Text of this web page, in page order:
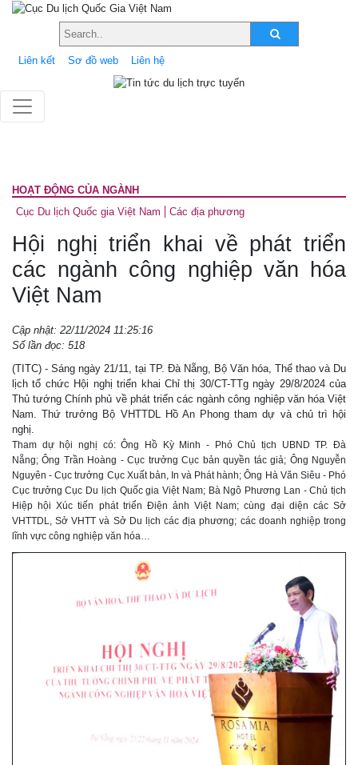
Liên kết Sơ đồ web Liên hệ
HOẠT ĐỘNG CỦA NGÀNH
Cục Du lịch Quốc gia Việt Nam
Các địa phương
Hội nghị triển khai về phát triển
các ngành công nghiệp văn hóa
Việt Nam
Cập nhật: 22/11/2024 11:25:16
Số lần đọc: 518
(TITC) - Sáng ngày 21/11, tại TP. Đà Nẵng, Bộ Văn hóa, Thể thao và Du
lịch tổ chức Hội nghị triển khai Chỉ thị 30/CT-TTg ngày 29/8/2024 của
Thủ tướng Chính phủ về phát triển các ngành công nghiệp văn hóa Việt
Nam. Thứ trưởng Bộ VHTTDL Hồ An Phong tham dự và chủ trì hội
nghị.
Tham dự hội nghị có: Ông Hồ Kỳ Minh - Phó Chủ tịch UBND TP. Đà
Nẵng; Ông Trần Hoàng - Cục trưởng Cục bản quyền tác giả; Ông Nguyễn
Nguyên - Cục trưởng Cục Xuất bản, In và Phát hành; Ông Hà Văn Siêu - Phó
Cục trưởng Cục Du lịch Quốc gia Việt Nam; Bà Ngô Phương Lan - Chủ tịch
Hiệp hội Xúc tiến phát triển Điện ảnh Việt Nam; cùng đại diện các Sở
VHTTDL, Sở VHTT và Sở Du lịch các địa phương; các doanh nghiệp trong
lĩnh vực công nghiệp văn hóa…